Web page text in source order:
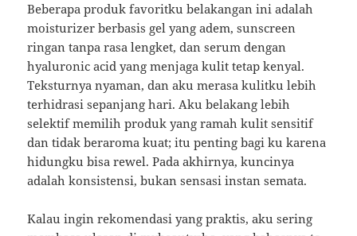
Beberapa produk favoritku belakangan ini adalah
moisturizer berbasis gel yang adem, sunscreen
ringan tanpa rasa lengket, dan serum dengan
hyaluronic acid yang menjaga kulit tetap kenyal.
Teksturnya nyaman, dan aku merasa kulitku lebih
terhidrasi sepanjang hari. Aku belakang lebih
selektif memilih produk yang ramah kulit sensitif
dan tidak beraroma kuat; itu penting bagi ku karena
hidungku bisa rewel. Pada akhirnya, kuncinya
adalah konsistensi, bukan sensasi instan semata.
Kalau ingin rekomendasi yang praktis, aku sering